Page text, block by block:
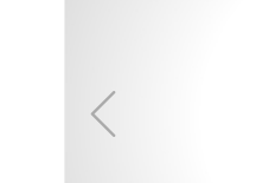
NUNAL监控卡
诚守信的服务诚信、经久耐用
重要，为确保数据中心的数据
UPS不间断电源分类与其作
社会经济的发展，人们的生活